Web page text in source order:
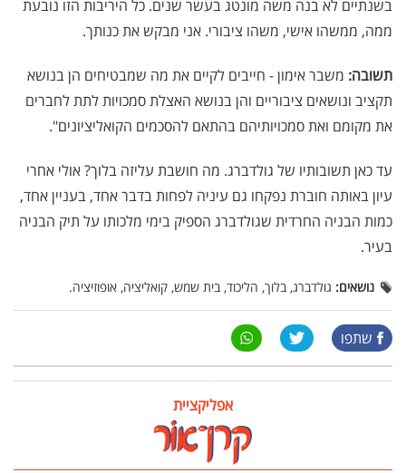
בשנתיים לא בנה משה מונטג בעשר שנים. כל היריבות הזו נובעת
ממה, ממשהו אישי, משהו ציבורי. אני מבקש את כנותך.
תשובה: משבר אימון - חייבים לקיים את מה שמבטיחים הן בנושא
תקציב ונושאים ציבוריים והן בנושא האצלת סמכויות לתת לחברים
את מקומם ואת סמכויותיהם בהתאם להסכמים הקואליציונים".
עד כאן תשובותיו של גולדברג. מה חושבת עליזה בלוך? אולי אחרי
עיון באותה חוברת נפקחו גם עיניה לפחות בדבר אחד, בעניין אחד,
כמות הבניה החרדית שגולדברג הספיק בימי מלכותו על תיק הבניה
בעיר.
נושאים: גולדברג, בלוך, הליכוד, בית שמש, קואליציה, אופוזיציה.
שתפו
אפליקציית